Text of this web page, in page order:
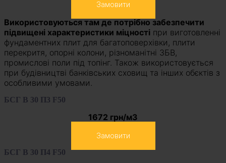
Замовити
Використовуються там де потрібно забезпечити
підвищені характеристики міцності при виготовленні
фундаментних плит для багатоповерхівки, плити
перекритя, опорні колони, різноманітні ЗБВ,
промислові поли під топінг. Також використовується
при будівництві банківських сховищ та інших обєктів з
особливими умовами.
БСГ В 30 П3 F50
1672 грн/м3
Замовити
БСГ В 30 П4 F50